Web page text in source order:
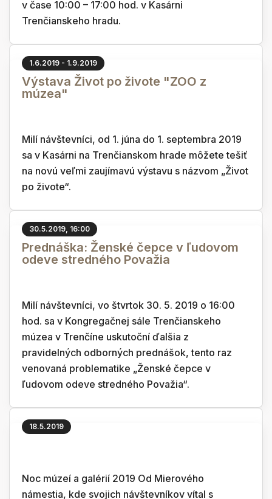
v čase 10:00 – 17:00 hod. v Kasárni
Trenčianskeho hradu.
1.6.2019 - 1.9.2019
Výstava Život po živote "ZOO z
múzea"
Milí návštevníci, od 1. júna do 1. septembra 2019
sa v Kasárni na Trenčianskom hrade môžete tešiť
na novú veľmi zaujímavú výstavu s názvom „Život
po živote“.
30.5.2019, 16:00
Prednáška: Ženské čepce v ľudovom
odeve stredného Považia
Milí návštevníci, vo štvrtok 30. 5. 2019 o 16:00
hod. sa v Kongregačnej sále Trenčianskeho
múzea v Trenčíne uskutoční ďalšia z
pravidelných odborných prednášok, tento raz
venovaná problematike „Ženské čepce v
ľudovom odeve stredného Považia“.
18.5.2019
Noc múzeí a galérií 2019 Od Mierového
námestia, kde svojich návštevníkov vítal s